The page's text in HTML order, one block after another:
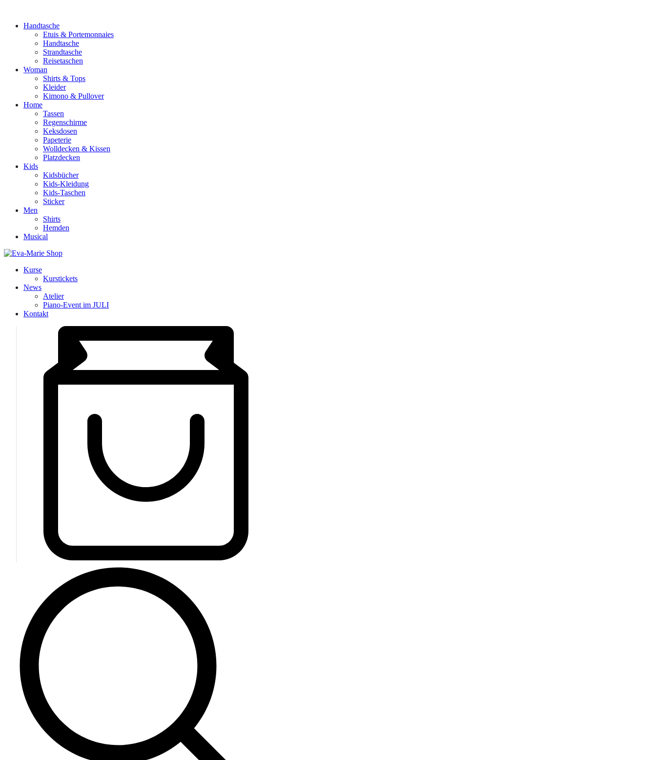
Handtasche
Etuis & Portemonnaies
Handtasche
Strandtasche
Reisetaschen
Woman
Shirts & Tops
Kleider
Kimono & Pullover
Home
Tassen
Regenschirme
Keksdosen
Papeterie
Wolldecken & Kissen
Platzdecken
Kids
Kidsbücher
Kids-Kleidung
Kids-Taschen
Sticker
Men
Shirts
Hemden
Musical
Kurse
Kurstickets
News
Atelier
Piano-Event im JULI
Kontakt